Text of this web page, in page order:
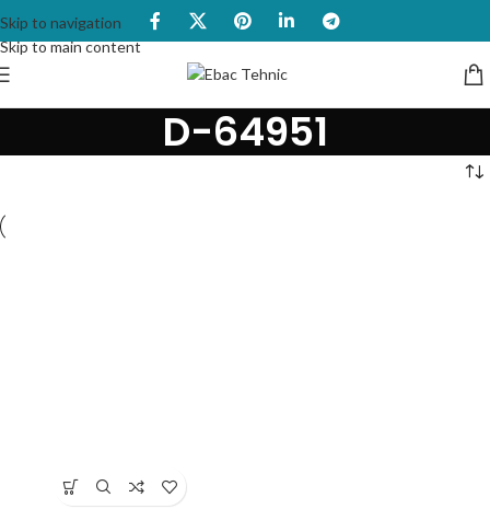
Skip to navigation
Skip to main content
D-64951